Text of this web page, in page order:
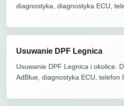
diagnostyka, diagnostyka ECU,
Usuwanie DPF Legnica
Usuwanie DPF Legnica i okolice.
AdBlue, diagnostyka ECU, telefon